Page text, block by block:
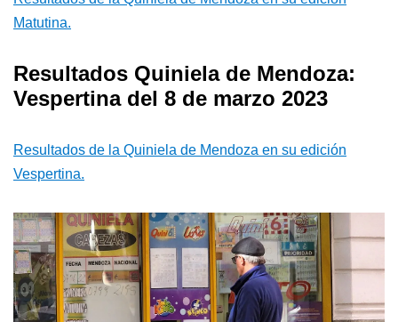
Matutina.
Resultados Quiniela de Mendoza:
Vespertina del 8 de marzo 2023
Resultados de la Quiniela de Mendoza en su edición
Vespertina.